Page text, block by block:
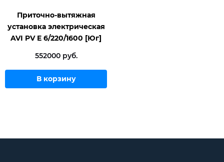
Приточно-вытяжная
установка электрическая
AVI PV E 6/220/1600 [Юг]
552000 руб.
В корзину